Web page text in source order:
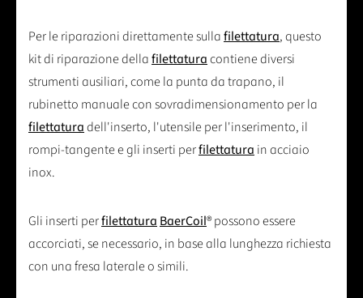
Per le riparazioni direttamente sullafilettatura, questo
kit di riparazione dellafilettaturacontiene diversi
strumenti ausiliari, come la punta da trapano, il
rubinetto manuale con sovradimensionamento per la
filettaturadell'inserto, l'utensile per l'inserimento, il
rompi-tangente e gli inserti perfilettatura in acciaio
inox.
Gli inserti perfilettatura BaerCoil® possono essere
accorciati, se necessario, in base alla lunghezza richiesta
con una fresa laterale o simili.